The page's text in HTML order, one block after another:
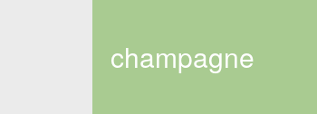
champagne